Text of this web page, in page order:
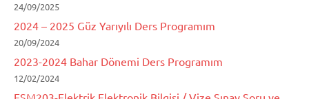
24/09/2025
2024 – 2025 Güz Yarıyılı Ders Programım
20/09/2024
2023-2024 Bahar Dönemi Ders Programım
12/02/2024